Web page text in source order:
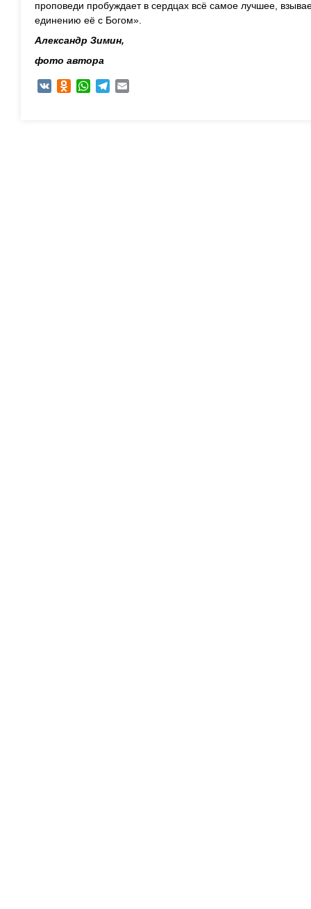
проповеди пробуждает в сердцах всё самое лучшее,
единению её с Богом».
Александр Зимин,
фото автора
VK Odnoklassniki
WhatsAppTelegram